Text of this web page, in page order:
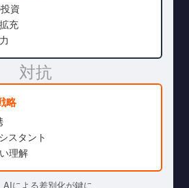
資
充
対抗
略
スタント
理解
AIによる差別化が鍵に